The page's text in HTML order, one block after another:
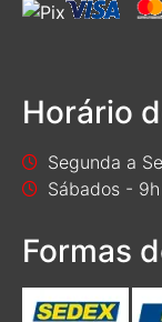
Horário
Segunda a
Sábados -
Formas